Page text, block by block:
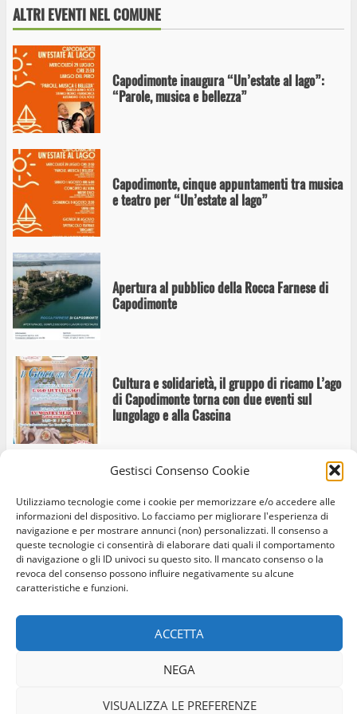
Gestisci Consenso Cookie
Utilizziamo tecnologie come i cookie per memorizzare e/o accedere alle
informazioni del dispositivo. Lo facciamo per migliorare l'esperienza di
navigazione e per mostrare annunci (non) personalizzati. Il consenso a
queste tecnologie ci consentirà di elaborare dati quali il comportamento
di navigazione o gli ID univoci su questo sito. Il mancato consenso o la
revoca del consenso possono influire negativamente su alcune
caratteristiche e funzioni.
ACCETTA
NEGA
VISUALIZZA LE PREFERENZE
ALTRI EVENTI NEL COMUNE
Capodimonte inaugura “Un’estate al lago”:
“Parole, musica e bellezza”
Capodimonte, cinque appuntamenti tra musica
e teatro per “Un’estate al lago”
Apertura al pubblico della Rocca Farnese di
Capodimonte
Cultura e solidarietà, il gruppo di ricamo L’ago
di Capodimonte torna con due eventi sul
lungolago e alla Cascina
Capodimonte scalda i motori: giovedì 11
giugno il passaggio della 1000 Miglia
A Capodimonte torna Otto Chiodi: Mamo riapre
sull’intelligenza artificiale con Federico
Facebook
Instagram
Twitter
© Occhio Viterbese - Codice 90148040562 - N° iscrizione
ROC:39156 - Tutti i diritti riservati